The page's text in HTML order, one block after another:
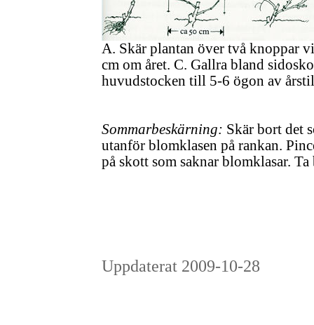
A. Skär plantan över två knoppar
cm om året. C. Gallra bland
huvudstocken till 5-6 ögon av
Sommarbeskärning: Skär bort det
utanför blomklasen på rankan.
på skott som saknar blomklasar.
Uppdaterat 2009-10-28